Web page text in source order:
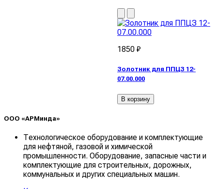
1850 ₽
Золотник для ППЦЗ 12-
07.00.000
В корзину
ООО «АРМинда»
Технологическое оборудование и комплектующие
для нефтяной, газовой и химической
промышленности. Оборудование, запасные части и
комплектующие для строительных, дорожных,
коммунальных и других специальных машин.